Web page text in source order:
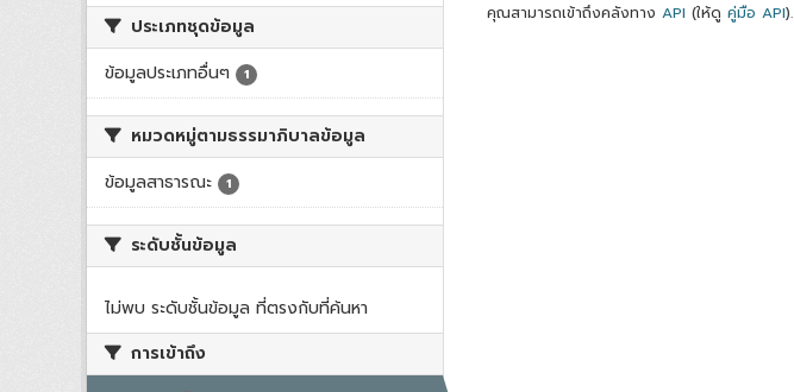
ประเภทชุดข้อมูล
ข้อมูลประเภทอื่นๆ
1
หมวดหมู่ตามธรรมาภิบาลข้อมูล
ข้อมูลสาธารณะ
1
ระดับชั้นข้อมูล
ไม่พบ ระดับชั้นข้อมูล ที่ตรงกับที่ค้นหา
การเข้าถึง
คุณสามารถเข้าถึงคลังทาง API (ให้ดู คู่มือ API).